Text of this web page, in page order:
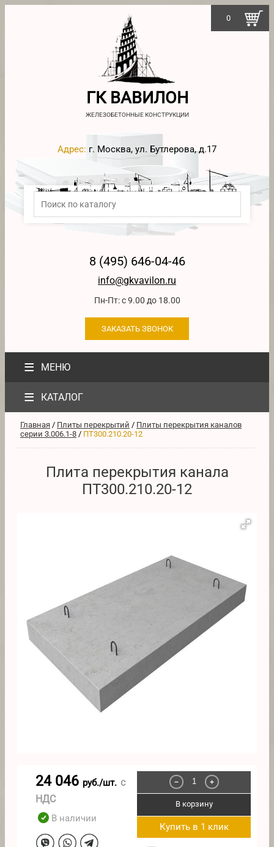
ГК ВАВИЛОН
ЖЕЛЕЗОБЕТОННЫЕ КОНСТРУКЦИИ
Адрес: г. Москва, ул. Бутлерова, д.17
8 (495) 646-04-46
info@gkvavilon.ru
Пн-Пт: с 9.00 до 18.00
ЗАКАЗАТЬ ЗВОНОК
≡ МЕНЮ
0
≡ КАТАЛОГ
Главная / Плиты перекрытий / Плиты перекрытия каналов
серии 3.006.1-8 / ПТ300.210.20-12
Плита перекрытия канала
ПТ300.210.20-12
24 046 руб./шт. с
НДС
В наличии
− +
В корзину
Купить в 1 клик